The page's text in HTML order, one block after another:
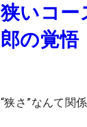
狭いコー
郎の覚悟
“狭さ”なんて関